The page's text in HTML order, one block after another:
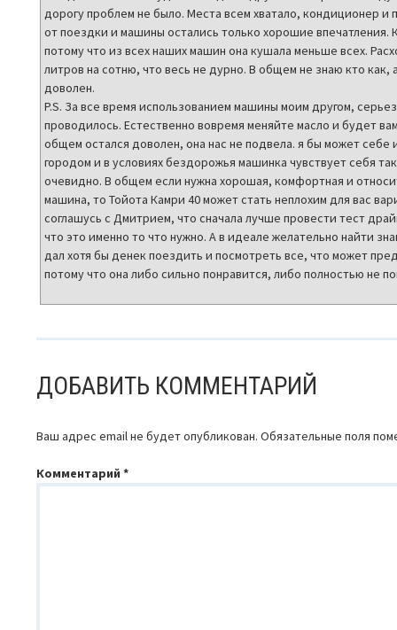
дорогу проблем не было. Места всем хватало, кондиционер и
от поездки и машины остались только хорошие впечатления.
потому что из всех наших машин она кушала меньше всех.
литров на сотню, что весь не дурно. В общем не знаю кто как,
доволен.
P.S. За все время использованием машины моим другом,
проводилось. Естественно вовремя меняйте масло и будет
общем остался доволен, она нас не подвела. я бы может себе
городом и в условиях бездорожья машинка чувствует себя
очевидно. В общем если нужна хорошая, комфортная и
машина, то Тойота Камри 40 может стать неплохим для вас
соглашусь с Дмитрием, что сначала лучше провести тест
что это именно то что нужно. А в идеале желательно найти
дал хотя бы денек поездить и посмотреть все, что может
потому что она либо сильно понравится, либо полностью не
ДОБАВИТЬ КОММЕНТАРИЙ
Ваш адрес email не будет опубликован.Обязательные поля
Комментарий*